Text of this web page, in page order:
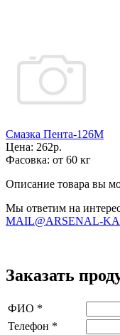
Смазка Пента-126М
Цена: 262р.
Фасовка: от 60 кг
Описание товара вы
Мы ответим на
MAIL@ARSENAL-
Заказать
ФИО *
Телефон *